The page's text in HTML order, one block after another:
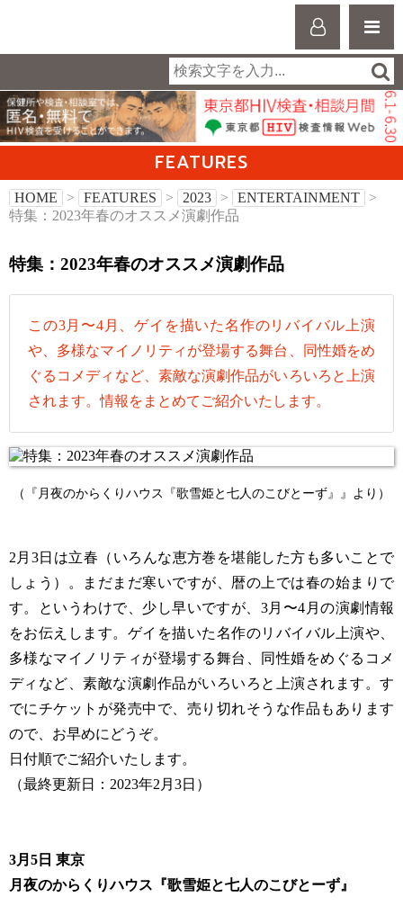
FEATURES
HOME > FEATURES > 2023 > ENTERTAINMENT
>
特集：2023年春のオススメ演劇作品
特集：2023年春のオススメ演劇作品
この3月〜4月、ゲイを描いた名作のリバイバル上演
や、多様なマイノリティが登場する舞台、同性婚をめ
ぐるコメディなど、素敵な演劇作品がいろいろと上演
されます。情報をまとめてご紹介いたします。
（『月夜のからくりハウス『歌雪姫と七人のこびとーず』』より）
2月3日は立春（いろんな恵方巻を堪能した方も多いことで
しょう）。まだまだ寒いですが、暦の上では春の始まりで
す。というわけで、少し早いですが、3月〜4月の演劇情報
をお伝えします。ゲイを描いた名作のリバイバル上演や、
多様なマイノリティが登場する舞台、同性婚をめぐるコメ
ディなど、素敵な演劇作品がいろいろと上演されます。す
でにチケットが発売中で、売り切れそうな作品もあります
ので、お早めにどうぞ。
日付順でご紹介いたします。
（最終更新日：2023年2月3日）
3月5日 東京
月夜のからくりハウス『歌雪姫と七人のこびとーず』